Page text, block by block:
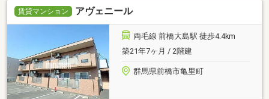
賃貸マンション アヴェニール
両毛線 前橋大島駅 徒歩4.4km
築21年7ヶ月 / 2階建
群馬県前橋市亀里町